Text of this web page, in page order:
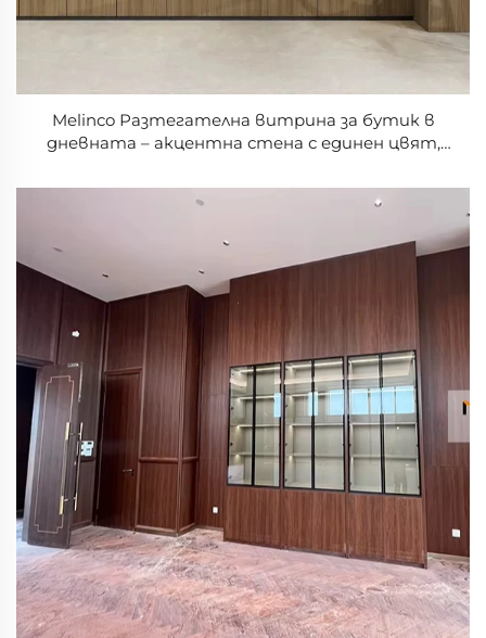
Melinco Разтегателна витрина за бутик в
дневната – акцентна стена с единен цвят,